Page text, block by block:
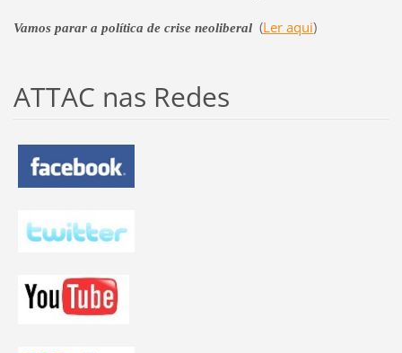
Vamos parar a política de crise neoliberal (Ler aqui)
ATTAC nas Redes